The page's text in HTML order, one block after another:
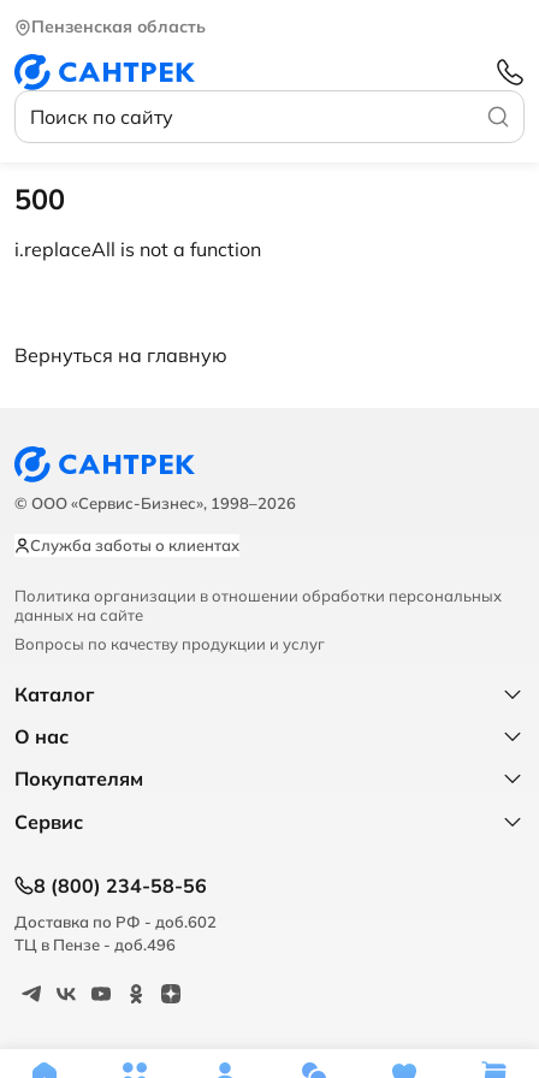
Пензенская область
500
i.replaceAll is not a function
Вернуться на главную
© ООО «Сервис-Бизнес», 1998–2026
Служба заботы о клиентах
Политика организации в отношении обработки персональных
данных на сайте
Вопросы по качеству продукции и услуг
Каталог
О нас
Покупателям
Сервис
8 (800) 234-58-56
Доставка по РФ - доб.602
ТЦ в Пензе - доб.496